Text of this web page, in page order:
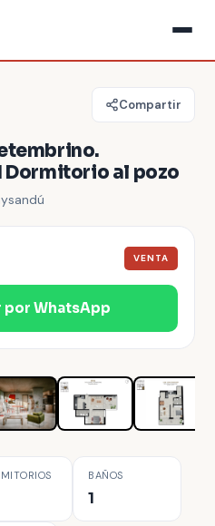
Compartir
Dormitorio al pozo
VENTA
por WhatsApp
BAÑOS
1